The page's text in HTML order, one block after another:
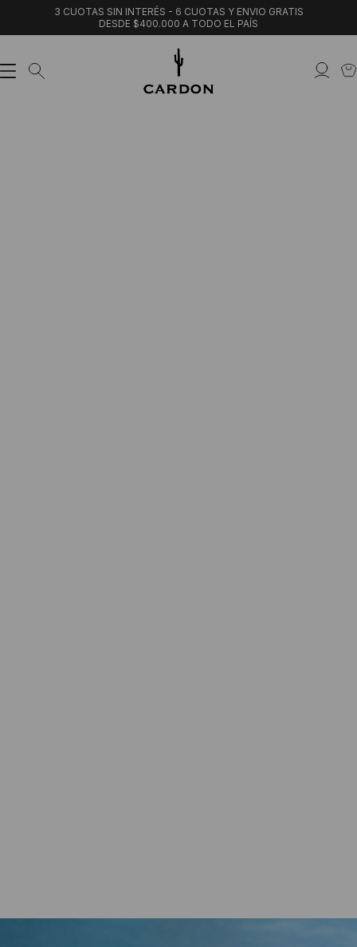
3 CUOTAS SIN INTERÉS - 6 CUOTAS Y ENVIO GRATIS
DESDE $400.000 A TODO EL PAÍS